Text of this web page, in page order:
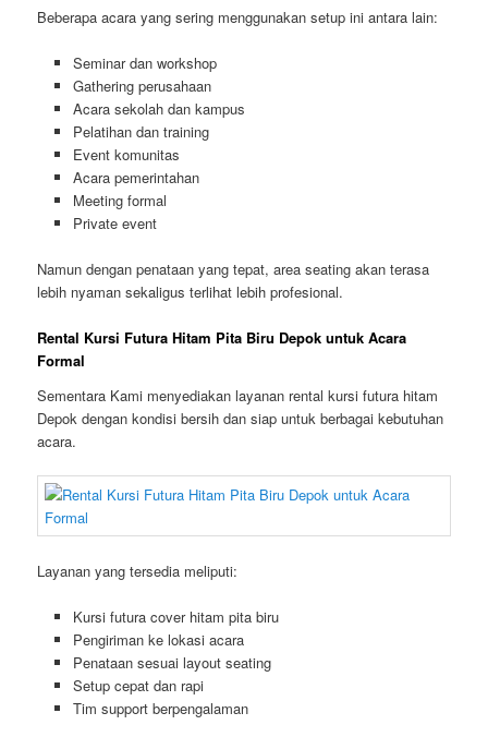
Beberapa acara yang sering menggunakan setup ini antara lain:
Seminar dan workshop
Gathering perusahaan
Acara sekolah dan kampus
Pelatihan dan training
Event komunitas
Acara pemerintahan
Meeting formal
Private event
Namun dengan penataan yang tepat, area seating akan terasa
lebih nyaman sekaligus terlihat lebih profesional.
Rental Kursi Futura Hitam Pita Biru Depok untuk Acara
Formal
Sementara Kami menyediakan layanan rental kursi futura hitam
Depok dengan kondisi bersih dan siap untuk berbagai kebutuhan
acara.
Layanan yang tersedia meliputi:
Kursi futura cover hitam pita biru
Pengiriman ke lokasi acara
Penataan sesuai layout seating
Setup cepat dan rapi
Tim support berpengalaman